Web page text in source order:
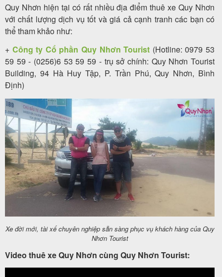
Xe 35 chỗ
6.300.000 VND
Xe 45 chỗ
10.500.000 VND
Xe 16 chỗ
5.100.000 VND
Xe 29 chỗ
7.500.000 VND
Xe 35 chỗ
Xe 45 chỗ
15.500.000 VND
Xe 12 chỗ
5.800.000 VND
Xe 16 chỗ
6.000.000 VND
Xe 35 chỗ
10.200.000 VND
Xe 45 chỗ
18.800.000 VND
Quy Nhơn hiện tại có rất nhiều địa điểm thuê xe Quy Nhơn
với chất lượng dịch vụ tốt và giá cả cạnh tranh các bạn có
thể tham khảo như:
+ Công ty Cổ phần Quy Nhơn Tourist (Hotline: 0979 53
59 59 - (0256)6 53 59 59 - trụ sở chính: Quy Nhơn Tourist
Building, 94 Hà Huy Tập, P. Trần Phú, Quy Nhơn, Bình
Định)
Xe đời mới, tài xế chuyên nghiệp sẵn sàng phục vụ khách hàng của Quy
Nhơn Tourist
Video thuê xe Quy Nhơn cùng Quy Nhơn Tourist: